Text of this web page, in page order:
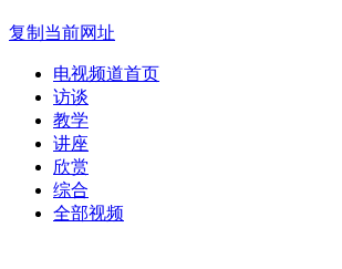
复制当前网址
电视频道首页
访谈
教学
讲座
欣赏
综合
全部视频